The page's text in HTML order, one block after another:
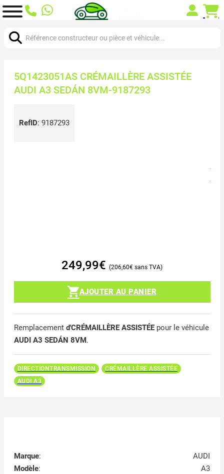
5Q1423051AS CRÉMAILLÈRE ASSISTÉE
AUDI A3 SEDÁN 8VM-9187293
RefID: 9187293
249,99€ 206,60€
AJOUTER AU PANIER
Remplacement d'CRÉMAILLÈRE ASSISTÉEpour le véhicule
AUDI A3 SEDÁN 8VM.
DIRECTIONTRANSMISSION
CRÉMAILLÈRE ASSISTÉE
AUDI A3
Marque:
AUDI
Modèle:
A3